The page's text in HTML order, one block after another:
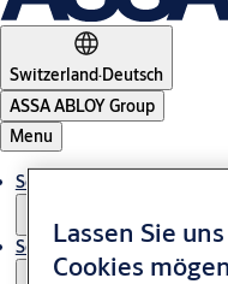
Switzerland·Deutsch
ASSA ABLOY Group
Menu
Solutions
ServiceLassen Sie
Cookies mögen